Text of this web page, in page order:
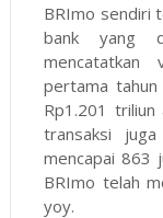
BRImo sendiri
bank yang
pertama
Rp1.201 triliun
transaksi
mencapai 863
BRImo telah
yoy.